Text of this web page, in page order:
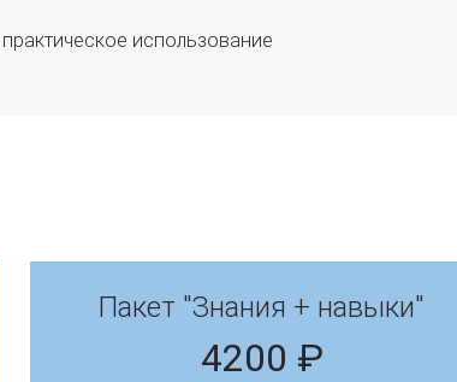
использование
Пакет "Знания + навыки"
4200 ₽